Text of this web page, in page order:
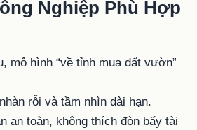
Nghiệp Phù Hợp
mô hình “về tỉnh mua đất vườn”
rỗi và tầm nhìn dài hạn.
an toàn, không thích đòn bẩy tài